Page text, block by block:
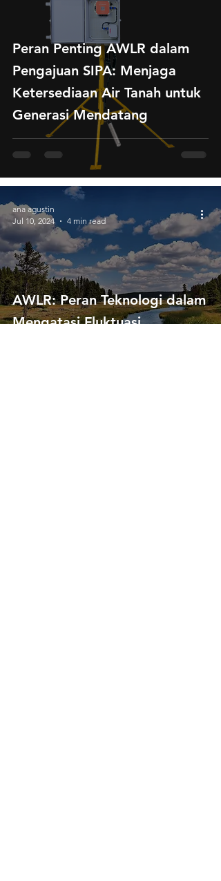
Peran Penting AWLR dalam
Pengajuan SIPA: Menjaga
Ketersediaan Air Tanah untuk
Generasi Mendatang
AWLR: Peran Teknologi dalam
Mengatasi Fluktuasi
ana agustin
Jul 10, 2024
4 min read